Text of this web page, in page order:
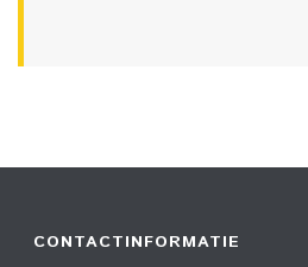
CONTACTINFORMATIE